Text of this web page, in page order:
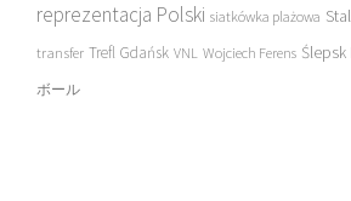
reprezentacja Polski siatkówka plażowa
transfer Trefl Gdańsk VNL Wojciech Ferens Ślepsk
ボール